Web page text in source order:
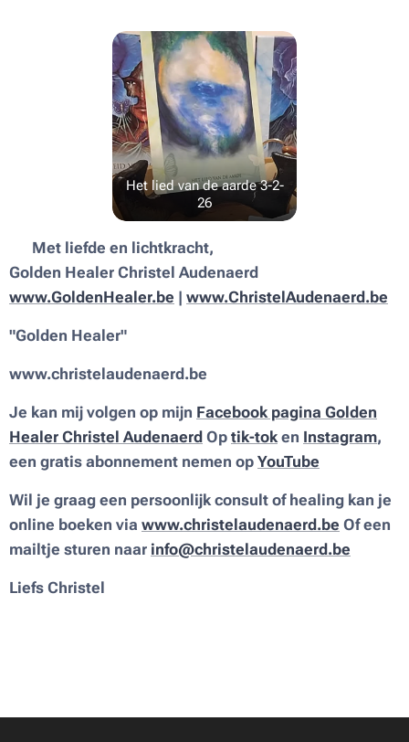
Het lied van de aarde 3-2-
26
Met liefde en lichtkracht,
Golden Healer Christel Audenaerd
www.GoldenHealer.be | www.ChristelAudenaerd.be
"Golden Healer"
www.christelaudenaerd.be
Je kan mij volgen op mijn Facebook pagina Golden
Healer Christel Audenaerd Op tik-token Instagram,
een gratis abonnement nemen op YouTube
Wil je graag een persoonlijk consult of healing kan je
online boeken via www.christelaudenaerd.be Of een
mailtje sturen naar info@christelaudenaerd.be
Liefs Christel